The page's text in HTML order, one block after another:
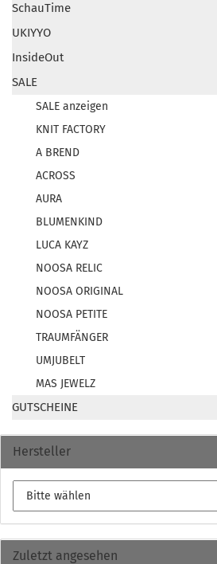
SchauTime
UKIYYO
InsideOut
SALE
SALE anzeigen
KNIT FACTORY
A BREND
ACROSS
AURA
BLUMENKIND
LUCA KAYZ
NOOSA RELIC
NOOSA ORIGINAL
NOOSA PETITE
TRAUMFÄNGER
UMJUBELT
MAS JEWELZ
GUTSCHEINE
Hersteller
Zuletzt angesehen